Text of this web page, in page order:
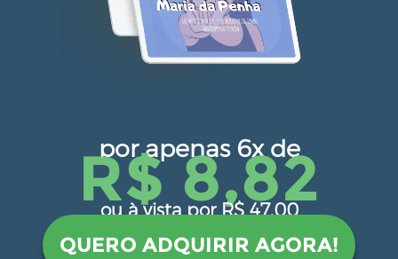
por apenas 6x de
R$ 8,82
ou à vista por R$ 47,00
QUERO ADQUIRIR AGORA!